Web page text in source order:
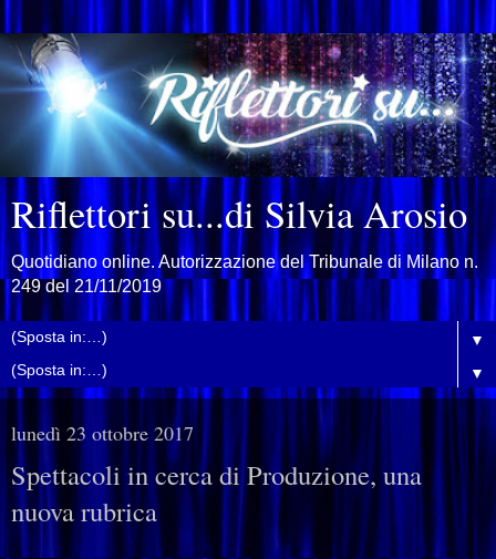
Riflettori su...di Silvia Arosio
Quotidiano online. Autorizzazione del Tribunale di Milano n.
249 del 21/11/2019
▼
▼
lunedì 23 ottobre 2017
Spettacoli in cerca di Produzione, una
nuova rubrica